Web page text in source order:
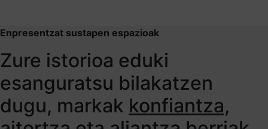
Enpresentzat sustapen espazioak
Zure istorioa eduki
esanguratsu bilakatzen
dugu, markak konfiantza,